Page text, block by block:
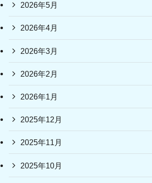
2026年5月
2026年4月
2026年3月
2026年2月
2026年1月
2025年12月
2025年11月
2025年10月